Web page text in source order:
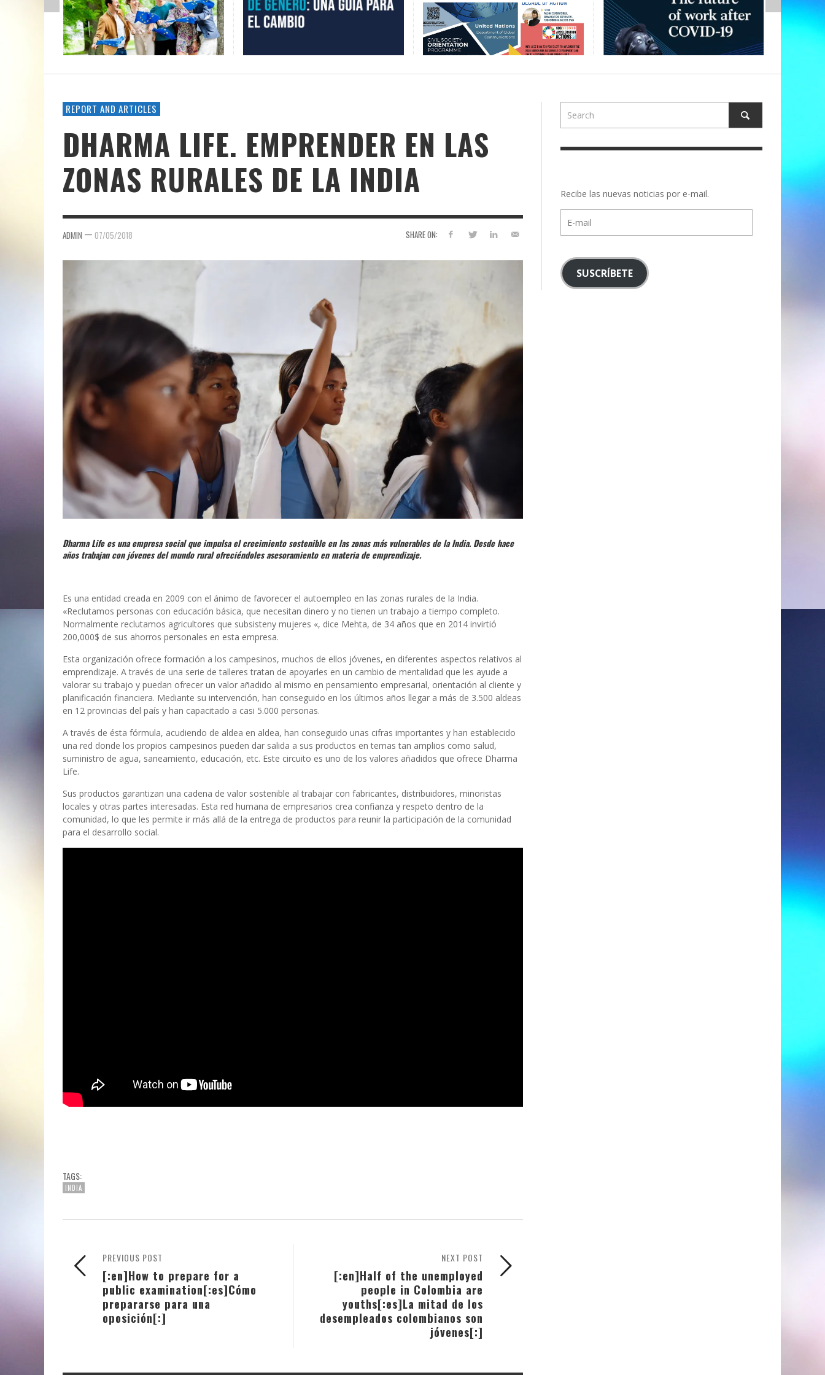
REPORT AND ARTICLES
DHARMA LIFE. EMPRENDER EN LAS
ZONAS RURALES DE LA INDIA
SHARE ON:
ADMIN — 07/05/2018
Dharma Life es una empresa social que impulsa el crecimiento sostenible en las zonas más vulnerables de la India. Desde hace
años trabajan con jóvenes del mundo rural ofreciéndoles asesoramiento en materia de emprendizaje.
Es una entidad creada en 2009 con el ánimo de favorecer el autoempleo en las zonas rurales de la India.
«Reclutamos personas con educación básica, que necesitan dinero y no tienen un trabajo a tiempo completo.
Normalmente reclutamos agricultores que subsisteny mujeres «, dice Mehta, de 34 años que en 2014 invirtió
200,000$ de sus ahorros personales en esta empresa.
Esta organización ofrece formación a los campesinos, muchos de ellos jóvenes, en diferentes aspectos relativos al
emprendizaje. A través de una serie de talleres tratan de apoyarles en un cambio de mentalidad que les ayude a
valorar su trabajo y puedan ofrecer un valor añadido al mismo en pensamiento empresarial, orientación al cliente y
planificación financiera. Mediante su intervención, han conseguido en los últimos años llegar a más de 3.500 aldeas
en 12 provincias del país y han capacitado a casi 5.000 personas.
A través de ésta fórmula, acudiendo de aldea en aldea, han conseguido unas cifras importantes y han establecido
una red donde los propios campesinos pueden dar salida a sus productos en temas tan amplios como salud,
suministro de agua, saneamiento, educación, etc. Este circuito es uno de los valores añadidos que ofrece Dharma
Life.
Sus productos garantizan una cadena de valor sostenible al trabajar con fabricantes, distribuidores, minoristas
locales y otras partes interesadas. Esta red humana de empresarios crea confianza y respeto dentro de la
comunidad, lo que les permite ir más allá de la entrega de productos para reunir la participación de la comunidad
para el desarrollo social.
TAGS:
INDIA
NEXT POST
[:en]Half of the unemployed
people in Colombia are
youths[:es]La mitad de los
desempleados colombianos son
jóvenes[:]
PREVIOUS POST
[:en]How to prepare for a
public examination[:es]Cómo
prepararse para una
oposición[:]
Recibe las nuevas noticias por e-mail.
mail
SUSCRÍBETE